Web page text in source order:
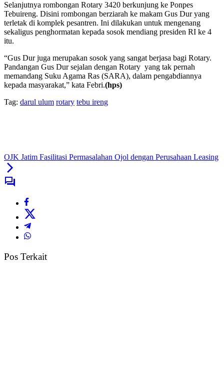
Selanjutnya rombongan Rotary 3420 berkunjung ke Ponpes
Tebuireng. Disini rombongan berziarah ke makam Gus Dur yang
terletak di komplek pesantren. Ini dilakukan untuk mengenang
sekaligus penghormatan kepada sosok mendiang presiden RI ke 4
itu.
“Gus Dur juga merupakan sosok yang sangat berjasa bagi Rotary.
Pandangan Gus Dur sejalan dengan Rotary yang tak pernah
memandang Suku Agama Ras (SARA), dalam pengabdiannya
kepada masyarakat,” kata Febri.(hps)
Tag: darul ulum rotary tebu ireng
OJK Jatim Fasilitasi Permasalahan Ojol dengan Perusahaan Leasing
Pos Terkait